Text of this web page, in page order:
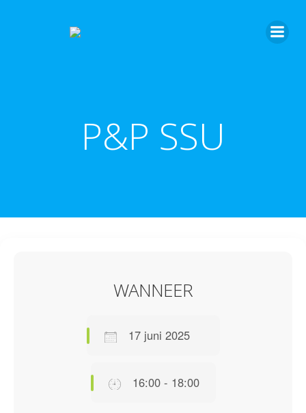
P&P SSU
WANNEER
17 juni 2025
16:00 - 18:00